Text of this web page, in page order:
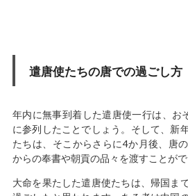
遣唐使たちの唐での過ごし方
年内に無事到着した遣唐使一行は、お
に参列したことでしょう。そして、新
たちは、そこからさらに4か月後、唐
からの奉書や朝貢の品々を渡すことがで
大命を果たした遣唐使たちは、帰国ま